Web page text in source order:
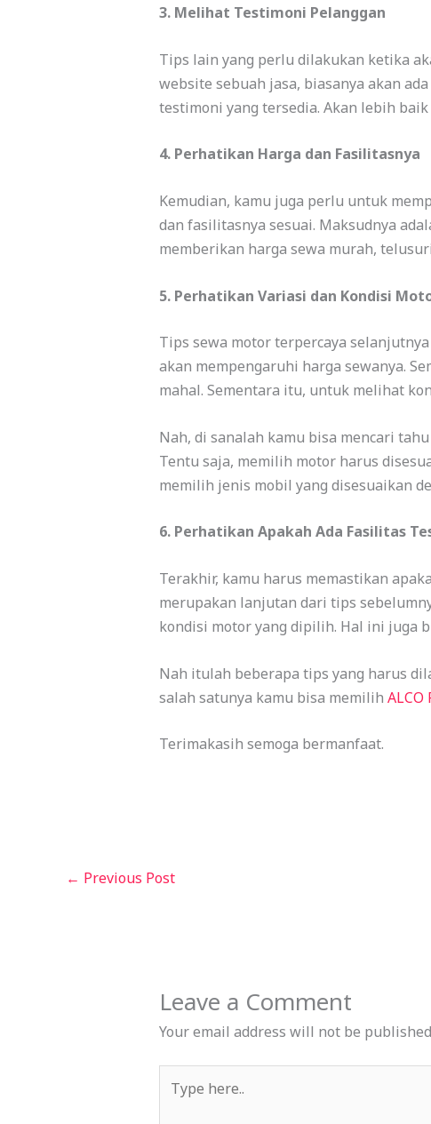
3. Melihat Testimoni Pelanggan
Tips lain yang perlu dilakukan ketika
website sebuah jasa, biasanya akan
testimoni yang tersedia. Akan lebih
4. Perhatikan Harga dan Fasilitasnya
Kemudian, kamu juga perlu untuk
dan fasilitasnya sesuai. Maksudnya
memberikan harga sewa murah,
5. Perhatikan Variasi dan Kondisi
Tips sewa motor terpercaya
akan mempengaruhi harga sewanya.
mahal. Sementara itu, untuk melihat
Nah, di sanalah kamu bisa mencari
Tentu saja, memilih motor harus
memilih jenis mobil yang disesuaikan
6. Perhatikan Apakah Ada Fasilitas
Terakhir, kamu harus memastikan
merupakan lanjutan dari tips
kondisi motor yang dipilih. Hal ini juga
Nah itulah beberapa tips yang harus
salah satunya kamu bisa memilih ALCO
Terimakasih semoga bermanfaat.
← Previous Post
Leave a Comment
Your email address will not be
here..